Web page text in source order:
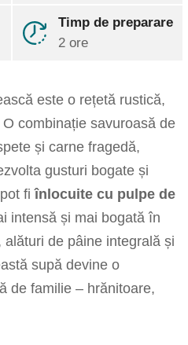
via
Email
Print
Timp de preparare
2 ore
este o rețetă rustică,
combinație savuroasă de
și carne fragedă,
gusturi bogate și
pot fiînlocuite cu pulpe de
intensă și mai bogată în
de pâine integrală și
supă devine o
de familie – hrănitoare,